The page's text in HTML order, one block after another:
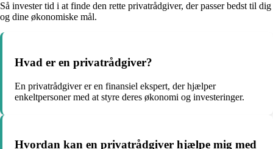
Så invester tid i at finde den rette privatrådgiver, der passer bedst til dig
og dine økonomiske mål.
Hvad er en privatrådgiver?
En privatrådgiver er en finansiel ekspert, der hjælper
enkeltpersoner med at styre deres økonomi og investeringer.
Hvordan kan en privatrådgiver hjælpe mig med